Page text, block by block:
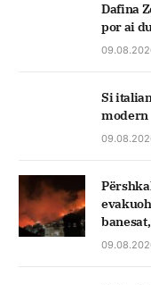
Dafina
por ai
Si
modern